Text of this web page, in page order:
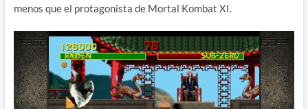
menos que el protagonista de Mortal Kombat XI.